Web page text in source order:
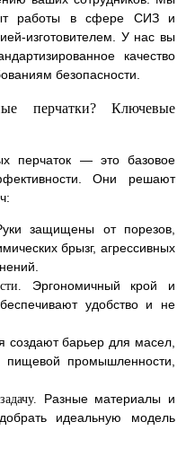
работы в сфере СИЗ и
изготовителем. У нас вы
качество
безопасности.
перчатки? Ключевые
перчаток — это базовое
Они решают
защищены от порезов,
брызг, агрессивных
Эргономичный крой и
удобство и не
создают барьер для масел,
пищевой промышленности,
Разные материалы и
идеальную модель